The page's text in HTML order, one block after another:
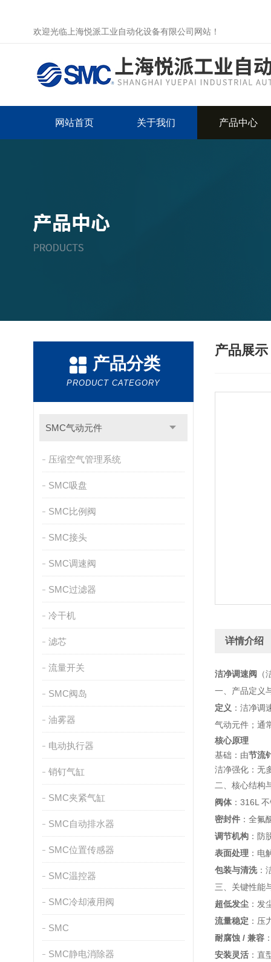
欢迎光临上海悦派工业自动化设备有限公司网站！
网站首页 关于我们 产品中心
产品分类
PRODUCT CATEGORY
SMC气动元件
压缩空气管理系统
SMC吸盘
SMC比例阀
SMC接头
SMC调速阀
SMC过滤器
冷干机
滤芯
流量开关
SMC阀岛
油雾器
电动执行器
销钉气缸
SMC夹紧气缸
SMC自动排水器
SMC位置传感器
SMC温控器
SMC冷却液用阀
SMC
SMC静电消除器
产品展示
详情介绍
洁净调速阀
一、产品定义
定义 ：洁净
气动元件；通
核心原理
基础：由节流
洁净强化：无
二、核心结构
阀体：316L
密封件 ：全氟
调节机构 ：防
表面处理 ：电
包装与清洗：
三、关键性能
超低发尘 ：发
流量稳定 ：压
耐腐蚀 / 兼容
安装灵活 ：直